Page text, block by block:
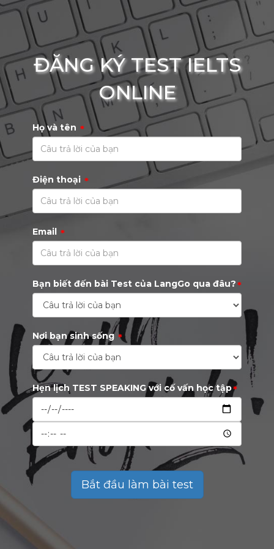
ĐĂNG KÝ TEST IELTS
ONLINE
Họ và tên *
Điện thoại *
Email *
Bạn biết đến bài Test của LangGo qua đâu?*
Nơi bạn sinh sống *
Hẹn lịch TEST SPEAKING với cố vấn học tập*